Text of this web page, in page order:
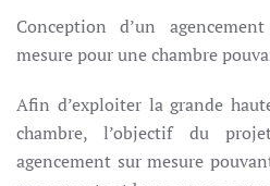
Conception d’un
mesure pour une chambre
Afin d’exploiter la grande
chambre, l’objectif du
agencement sur mesure